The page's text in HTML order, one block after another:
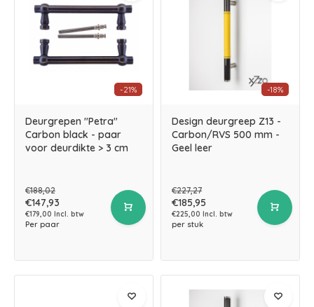
-21%
Deurgrepen "Petra"
Carbon black - paar
voor deurdikte > 3 cm
€188,02
€147,93
€179,00 Incl. btw
Per paar
-18%
Design deurgreep Z13 -
Carbon/RVS 500 mm -
Geel leer
€227,27
€185,95
€225,00 Incl. btw
per stuk